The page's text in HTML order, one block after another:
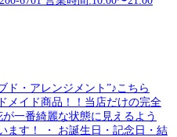
ド・アレンジメント”♪こちら
メイド商品！！当店だけの完全
一番綺麗な状態に見えるよう
ます！ ・ お誕生日・記念日・結